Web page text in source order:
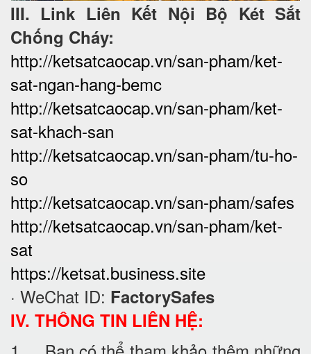
III. Link Liên Kết Nội Bộ Két Sắt
Chống Cháy:
http://ketsatcaocap.vn/san-pham/ket-
sat-ngan-hang-bemc
http://ketsatcaocap.vn/san-pham/ket-
sat-khach-san
http://ketsatcaocap.vn/san-pham/tu-ho-
so
http://ketsatcaocap.vn/san-pham/safes
http://ketsatcaocap.vn/san-pham/ket-
sat
https://ketsat.business.site
· WeChat ID: FactorySafes
IV. THÔNG TIN LIÊN HỆ: